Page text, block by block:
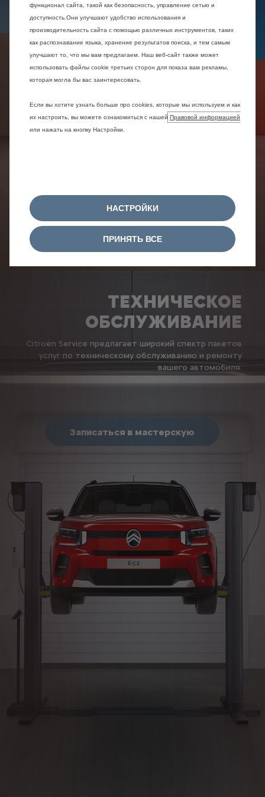
ТЕХНИЧЕСКОЕ
ОБСЛУЖИВАНИЕ
Citroën Service предлагает широкий спектр пакетов
услуг по техническому обслуживанию и ремонту
вашего автомобиля.
Записаться в мастерскую
функционал сайта, такой как безопасность, управление сетью и
доступность.Они улучшают удобство использования и
производительность сайта с помощью различных инструментов, таких
как распознавание языка, хранение результатов поиска, и тем самым
улучшают то, что мы вам предлагаем. Наш веб-сайт также может
использовать файлы cookie третьих сторон для показа вам рекламы,
которая могла бы вас заинтересовать.
Если вы хотите узнать больше про cookies, которые мы используем и как
их настроить, вы можете ознакомиться с нашей Правовой информацией
или нажать на кнопку Настройки.
НАСТРОЙКИ
ПРИНЯТЬ ВСЕ